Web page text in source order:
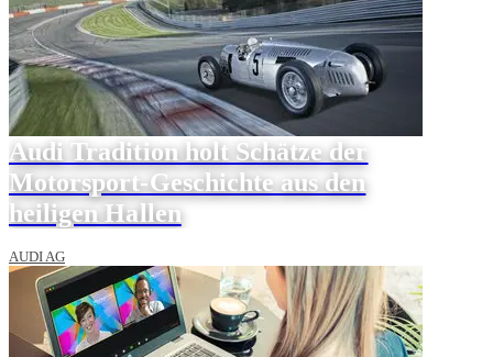
Audi Tradition holt Schätze der
Motorsport-Geschichte aus den
heiligen Hallen
AUDI AG